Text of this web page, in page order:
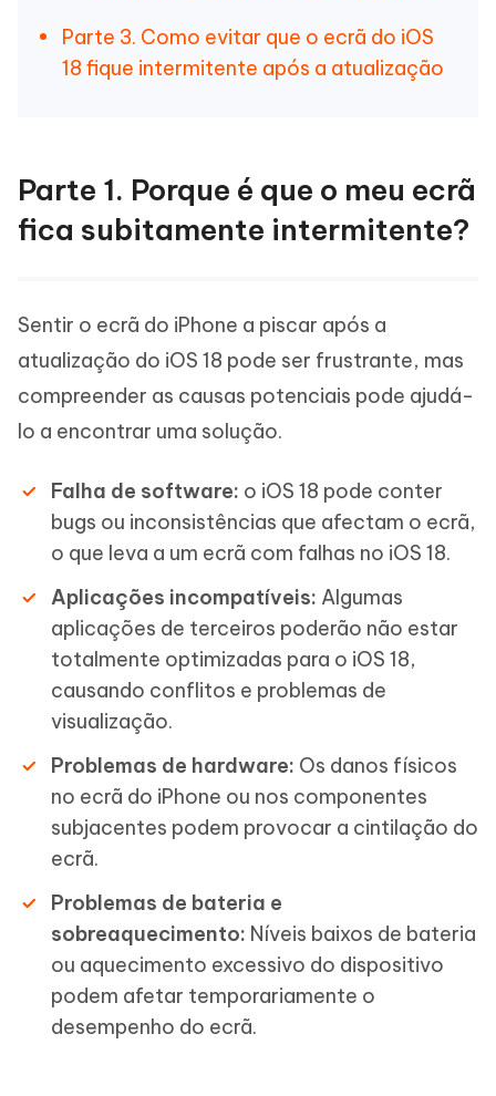
Parte 3. Como evitar que o ecrã do iOS
18 fique intermitente após a atualização
Parte 1. Porque é que o meu ecrã
fica subitamente intermitente?
Sentir o ecrã do iPhone a piscar após a
atualização do iOS 18 pode ser frustrante, mas
compreender as causas potenciais pode ajudá-
lo a encontrar uma solução.
Falha de software: o iOS 18 pode conter
bugs ou inconsistências que afectam o ecrã,
o que leva a um ecrã com falhas no iOS 18.
Aplicações incompatíveis: Algumas
aplicações de terceiros poderão não estar
totalmente optimizadas para o iOS 18,
causando conflitos e problemas de
visualização.
Problemas de hardware: Os danos físicos
no ecrã do iPhone ou nos componentes
subjacentes podem provocar a cintilação do
ecrã.
Problemas de bateria e
sobreaquecimento: Níveis baixos de bateria
ou aquecimento excessivo do dispositivo
podem afetar temporariamente o
desempenho do ecrã.